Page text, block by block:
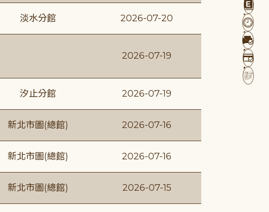
淡水分館 2026-07-20
2026-07-19
汐止分館 2026-07-19
新北市圖(總館) 2026-07-16
新北市圖(總館) 2026-07-16
新北市圖(總館) 2026-07-15